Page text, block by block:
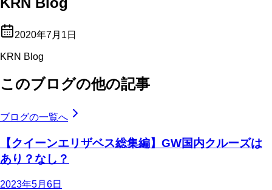
2020年7月1日
KRN Blog
このブログの他の記事
ブログの一覧へ
【クイーンエリザベス総集編】GW国内クルーズは
あり？なし？
2023年5月6日